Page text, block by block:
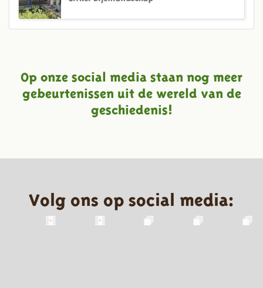
Op onze social media staan nog meer
gebeurtenissen uit de wereld van de
geschiedenis!
Volg ons op social media: